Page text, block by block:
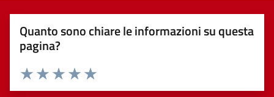
Quanto sono chiare le informazioni su questa
pagina?
Valuta 5 stelle su 5
Valuta 4 stelle su 5
Valuta 3 stelle su 5
Valuta 2 stelle su 5
Valuta 1 stelle su 5